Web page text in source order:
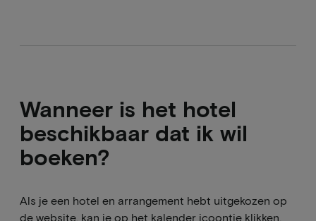
Wanneer is het hotel
beschikbaar dat ik wil
boeken?
Als je een hotel en arrangement hebt uitgekozen op
de website, kan je op het kalender icoontje klikken.